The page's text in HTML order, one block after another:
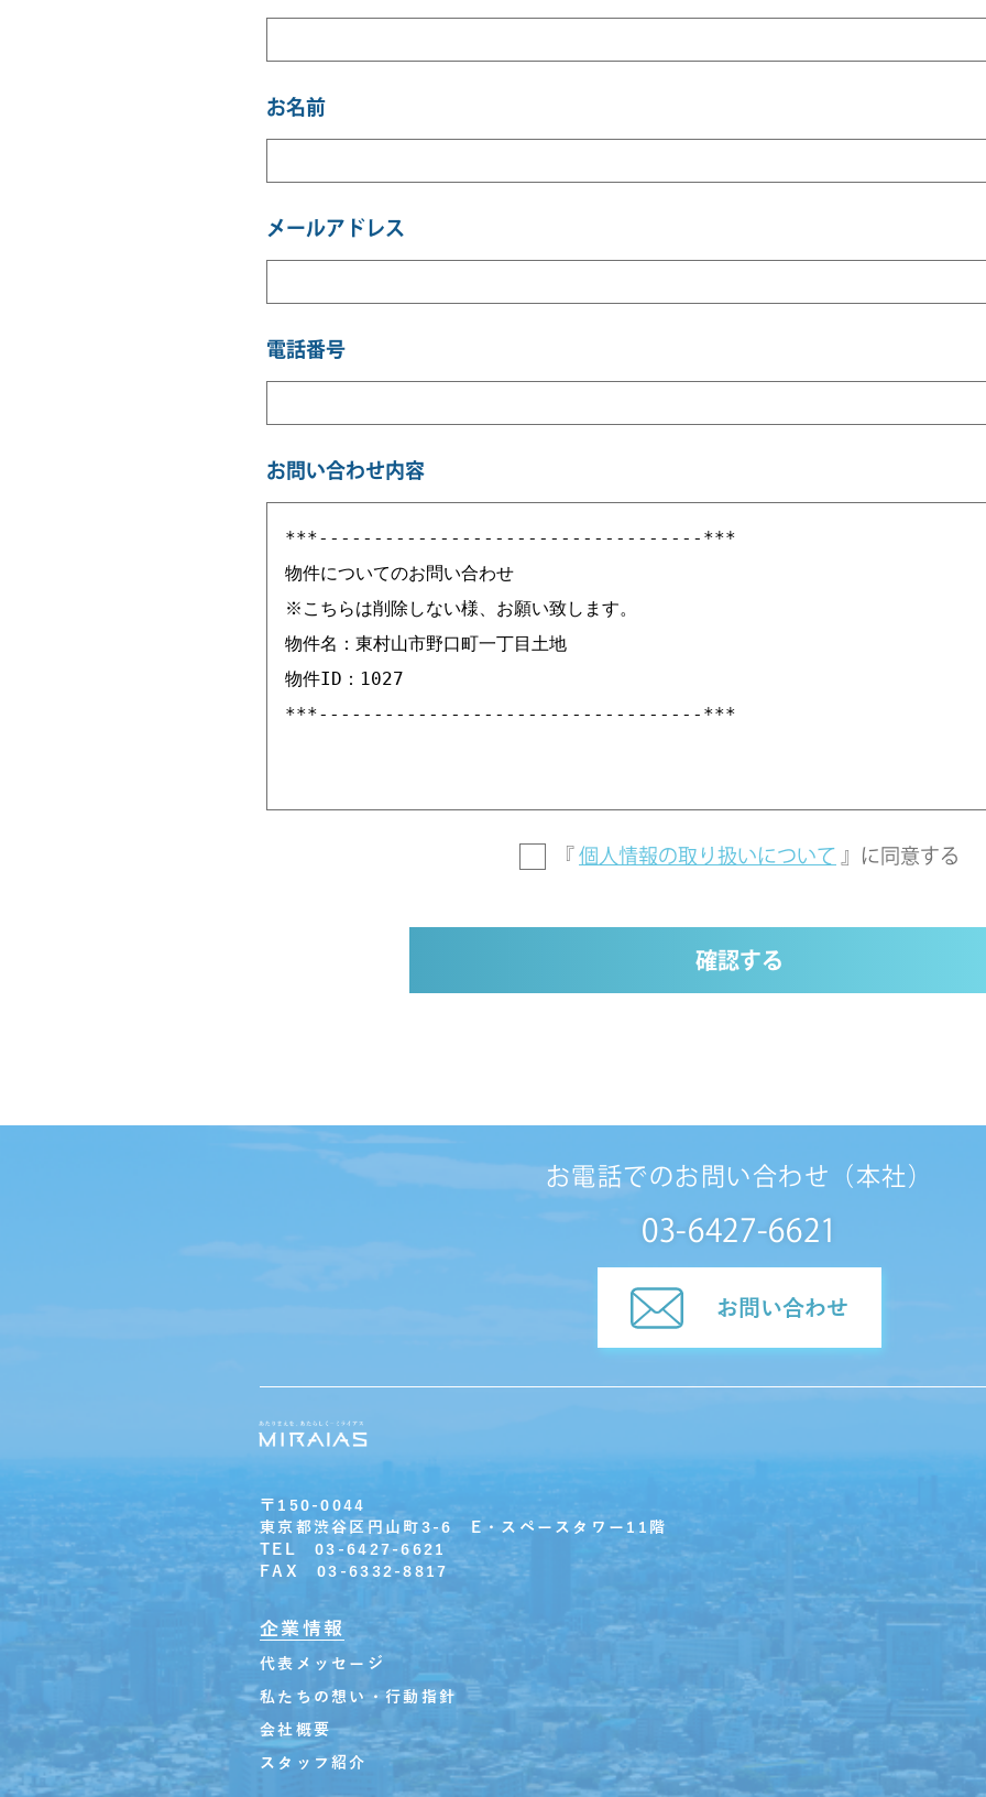
お名前
メールアドレス
電話番号
お問い合わせ内容
『 個人情報の取り扱いについて 』に 同意する
確認する
お電話でのお問い合わせ（本社）
03-6427-6621
お問い合わせ
〒150-0044
東京都渋谷区円山町3-6 E・スペースタワー11階
TEL 03-6427-6621
FAX 03-6332-8817
企業情報
代表メッセージ
私たちの想い・行動指針
会社概要
スタッフ紹介